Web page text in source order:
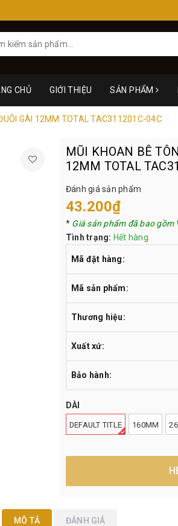
CHỦ GIỚI THIỆU SẢN PHẨM
GÀI 12MM TOTAL TAC311201C-04C
MŨI KHOAN BÊ
12MM TOTAL
Đánh giá sản phẩm
43.200₫
* Giá sản phẩm đã bao gồm
Tình trạng: Hết hàng
Mã đặt hàng:
Mã sản phẩm:
Thương hiệu:
Xuất xứ:
Bảo hành:
DÀI
DEFAULT TITLE 160MM
MÔ TẢ ĐÁNH GIÁ